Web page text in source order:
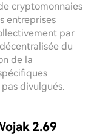
cryptomonnaies
entreprises
par
du
de la
divulgués.
2.69